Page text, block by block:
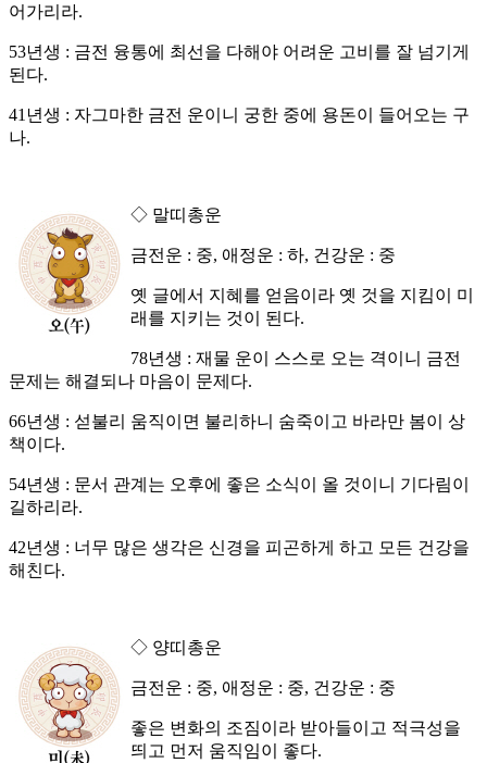
어가리라.
53년생 : 금전 융통에 최선을 다해야 어려운 고비를 잘 넘기게
된다.
41년생 : 자그마한 금전 운이니 궁한 중에 용돈이 들어오는 구
나.
◇ 말띠총운
금전운 : 중, 애정운 : 하, 건강운 : 중
옛 글에서 지혜를 얻음이라 옛 것을 지킴이 미
래를 지키는 것이 된다.
78년생 : 재물 운이 스스로 오는 격이니 금전
문제는 해결되나 마음이 문제다.
66년생 : 섣불리 움직이면 불리하니 숨죽이고 바라만 봄이 상
책이다.
54년생 : 문서 관계는 오후에 좋은 소식이 올 것이니 기다림이
길하리라.
42년생 : 너무 많은 생각은 신경을 피곤하게 하고 모든 건강을
해친다.
◇ 양띠총운
금전운 : 중, 애정운 : 중, 건강운 : 중
좋은 변화의 조짐이라 받아들이고 적극성을
띄고 먼저 움직임이 좋다.